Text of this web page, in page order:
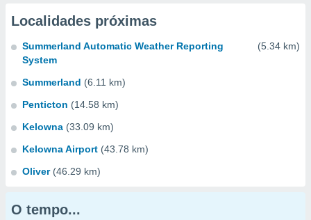
Localidades próximas
Summerland Automatic Weather Reporting
System
(5.34 km)
Summerland (6.11 km)
Penticton (14.58 km)
Kelowna (33.09 km)
Kelowna Airport (43.78 km)
Oliver (46.29 km)
O tempo...